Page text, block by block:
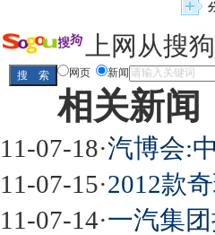
上网从搜
网页 新闻
相关新闻
11-07-18·汽博会:
11-07-15·2012款
11-07-14·一汽集